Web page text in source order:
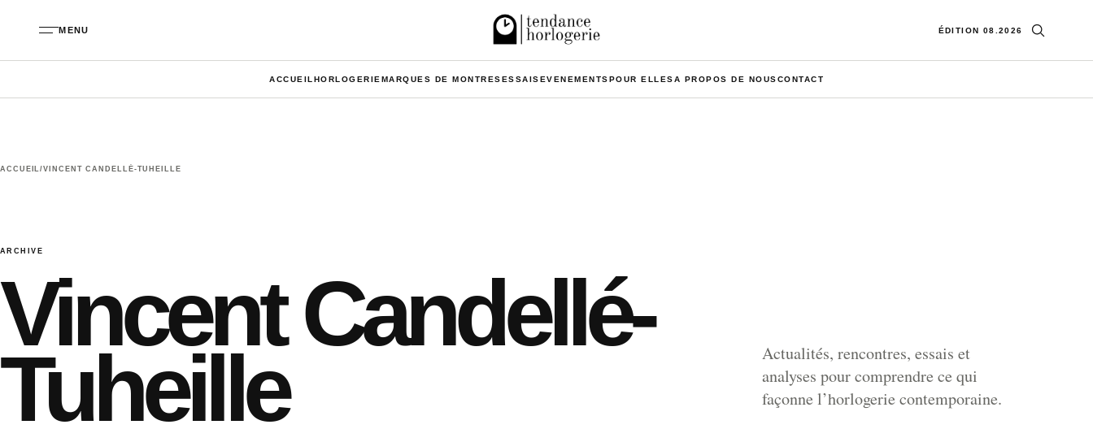
MENU ÉDITION 08.2026 Ouvrir la
ACCUEIL HORLOGERIE MARQUES DE MONTRESESSAISEVENEMENTSPOUR ELLESA PROPOS DE NOUSCONTACT
ACCUEIL/VINCENT CANDELLÉ-TUHEILLE
ARCHIVE
Vincent Candellé-
Tuheille
Actualités, rencontres, essais et
analyses pour comprendre ce qui
façonne l’horlogerie contemporaine.